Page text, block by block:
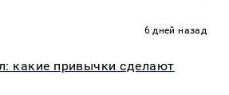
6 дней назад
какие привычки сделают